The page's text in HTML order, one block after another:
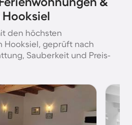
Hooksiel
den höchsten
Hooksiel, geprüft nach
Sauberkeit und Preis-